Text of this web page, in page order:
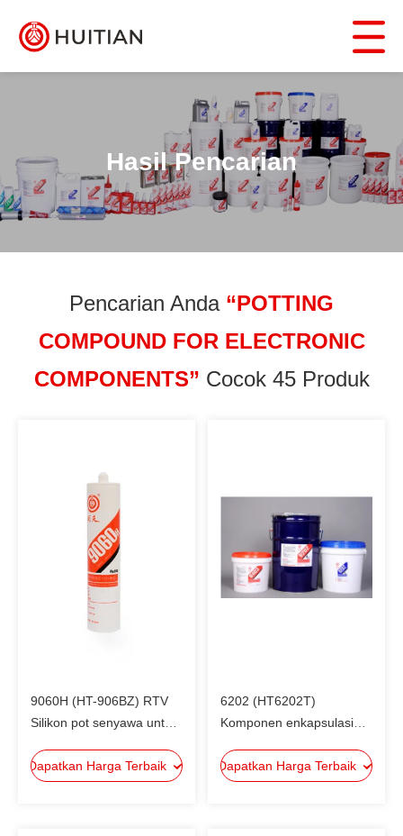
Hasil Pencarian
Pencarian Anda “POTTING
COMPOUND FOR ELECTRONIC
COMPONENTS” Cocok 45 Produk
9060H (HT-906BZ) RTV
Silikon pot senyawa untuk
Dapatkan Harga Terbaik
6202 (HT6202T)
Komponen enkapsulasi
senyawa pot hitam
Dapatkan Harga Terbaik